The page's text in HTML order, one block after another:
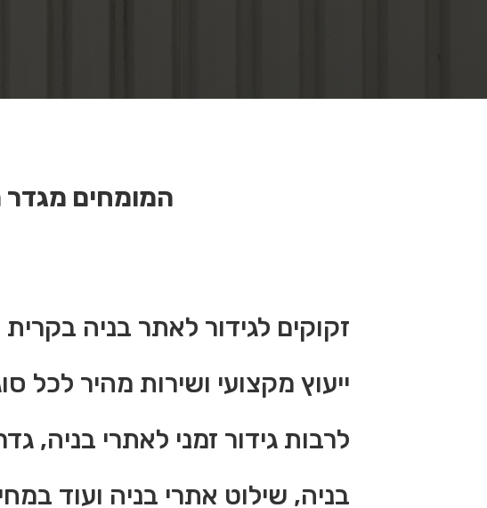
המומחים מגדר
זקוקים לגידור לאתר בניה
ייעוץ מקצועי ושירות מהיר לכל
לרבות גידור זמני לאתרי בניה,
בניה, שילוט אתרי בניה ועוד